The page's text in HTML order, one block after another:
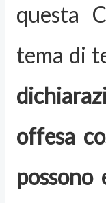
questa
tema di
offesa
possono